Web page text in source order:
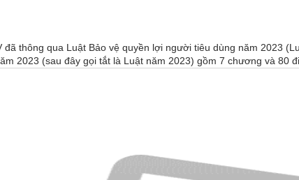
thông qua Luật Bảo vệ quyền lợi người tiêu dùng năm 2023
2023 (sau đây gọi tắt là Luật năm 2023) gồm 7 chương và 80